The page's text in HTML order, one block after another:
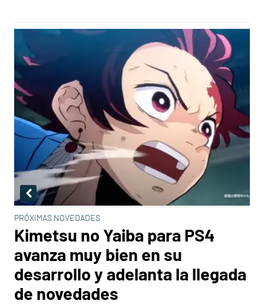
PRÓXIMAS NOVEDADES
Kimetsu no Yaiba para PS4
avanza muy bien en su
desarrollo y adelanta la llegada
de novedades